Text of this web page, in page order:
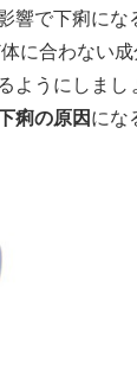
響で下痢にな
に合わない
ようにしまし
痢の原因 にな